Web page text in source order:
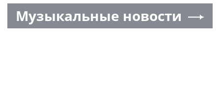
Музыкальные новости